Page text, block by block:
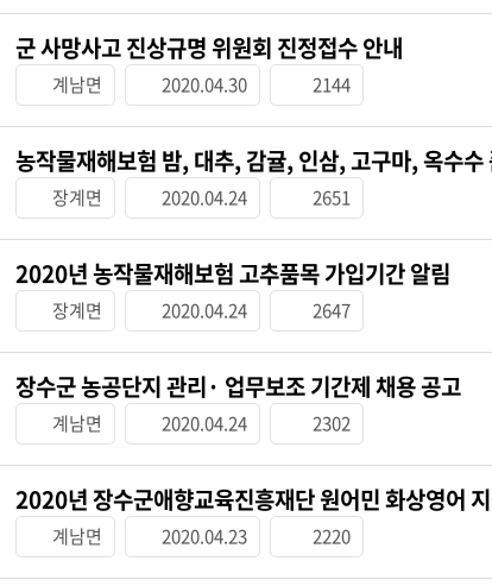
군 사망사고 진상규명 위원회 진정접수 안내
계남면 2020.04.30 2144
농작물재해보험 밤, 대추, 감귤, 인삼, 고구마, 옥수수
장계면 2020.04.24 2651
2020년 농작물재해보험 고추품목 가입기간 알림
장계면 2020.04.24 2647
장수군 농공단지 관리· 업무보조 기간제 채용 공고
계남면 2020.04.24 2302
2020년 장수군애향교육진흥재단 원어민 화상영어
계남면 2020.04.23 2220